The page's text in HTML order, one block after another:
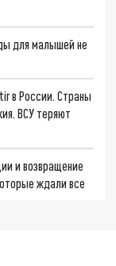
для малышей не
в России. Страны
ВСУ теряют
и возвращение
ждали все